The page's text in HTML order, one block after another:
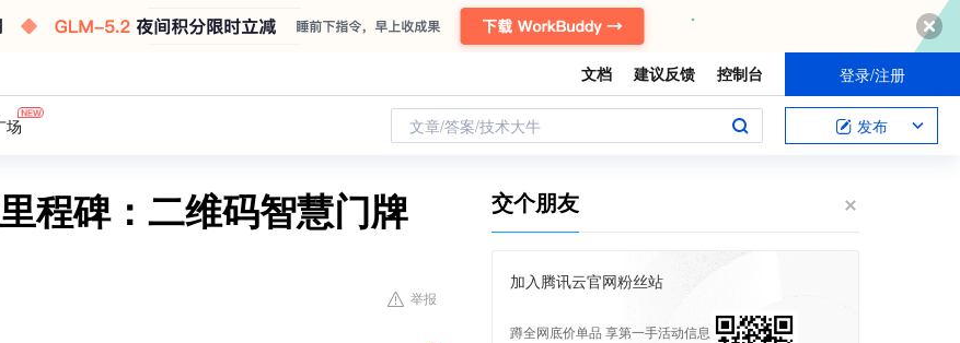
文档 建议反馈 控制台 登录/注册
场 文章/答案/技术大牛 发布
程碑：二维码智慧门牌
举报
交个朋友
加入腾讯云官网粉丝站
蹲全网底价单品 享第一手活动信息